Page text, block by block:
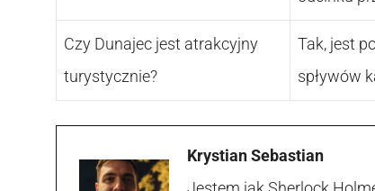
Czy Dunajec jest atrakcyjny
turystycznie?
Tak, jest
spływów
Krystian Sebastian